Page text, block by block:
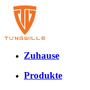
Zuhause
Produkte